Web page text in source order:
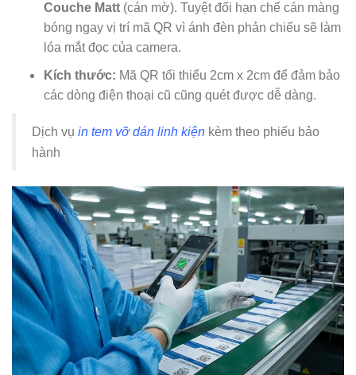
Couche Matt (cán mờ). Tuyệt đối hạn chế cán màng
bóng ngay vị trí mã QR vì ánh đèn phản chiếu sẽ làm
lóa mắt đọc của camera.
Kích thước: Mã QR tối thiểu 2cm x 2cm để đảm bảo
các dòng điện thoại cũ cũng quét được dễ dàng.
Dịch vụ in tem vỡ dán linh kiện kèm theo phiếu bảo
hành